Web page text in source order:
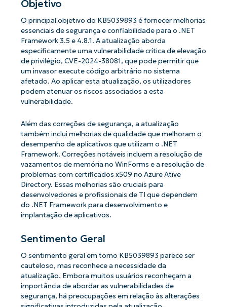
Objetivo
O principal objetivo do KB5039893 é fornecer melhorias
essenciais de segurança e confiabilidade para o .NET
Framework 3.5 e 4.8.1. A atualização aborda
especificamente uma vulnerabilidade crítica de elevação
de privilégio, CVE-2024-38081, que pode permitir que
um invasor execute código arbitrário no sistema
afetado. Ao aplicar esta atualização, os utilizadores
podem atenuar os riscos associados a esta
vulnerabilidade.
Além das correções de segurança, a atualização
também inclui melhorias de qualidade que melhoram o
desempenho de aplicativos que utilizam o .NET
Framework. Correções notáveis incluem a resolução de
vazamentos de memória no WinForms e a resolução de
problemas com certificados x509 no Azure Ative
Directory. Essas melhorias são cruciais para
desenvolvedores e profissionais de TI que dependem
do .NET Framework para desenvolvimento e
implantação de aplicativos.
Sentimento Geral
O sentimento geral em torno KB5039893 parece ser
cauteloso, mas reconhece a necessidade da
atualização. Embora muitos usuários reconheçam a
importância de abordar as vulnerabilidades de
segurança, há preocupações em relação às alterações